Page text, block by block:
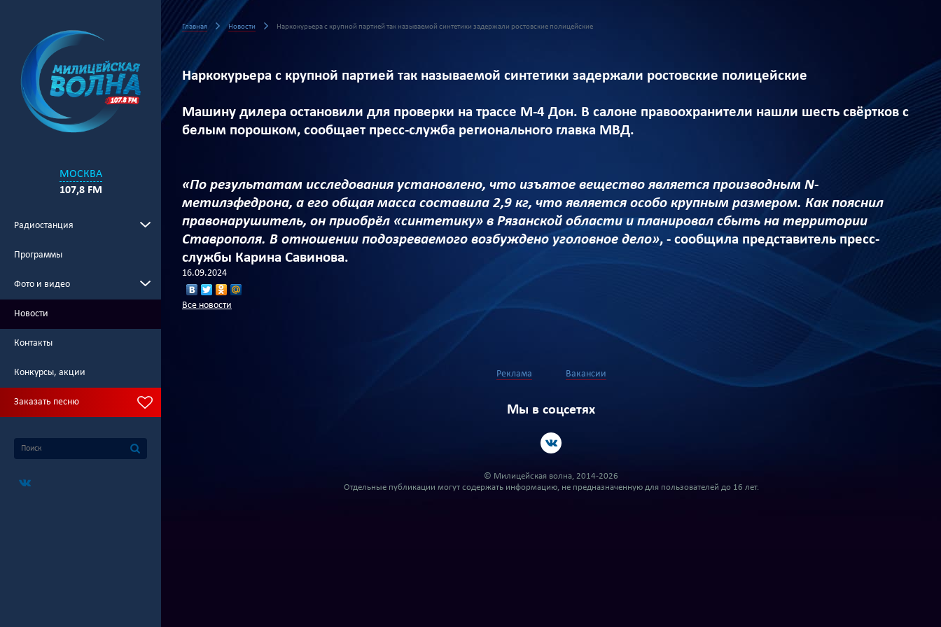
МОСКВА
107,8 FM
Радиостанция
Программы
Фото и видео
Новости
Контакты
Конкурсы, акции
Заказать песню
Главная Новости Наркокурьера с крупной партией так называемой синтетики задержали ростовские полицейские
Наркокурьера с крупной партией так называемой синтетики задержали ростовские полицейские
Машину дилера остановили для проверки на трассе М-4 Дон. В салоне правоохранители нашли шесть свёртков с
белым порошком, сообщает пресс-служба регионального главка МВД.
«По результатам исследования установлено, что изъятое вещество является производным N-
метилэфедрона, а его общая масса составила 2,9 кг, что является особо крупным размером. Как пояснил
правонарушитель, он приобрёл «синтетику» в Рязанской области и планировал сбыть на территории
Ставрополя. В отношении подозреваемого возбуждено уголовное дело», - сообщила представитель пресс-
службы Карина Савинова.
16.09.2024
Все новости
Реклама Вакансии
Мы в соцсетях
© Милицейская волна, 2014-2026
Отдельные публикации могут содержать информацию, не предназначенную для пользователей до 16 лет.